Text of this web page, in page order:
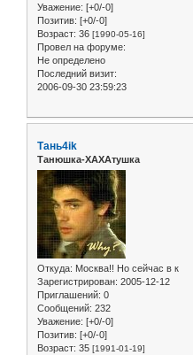
Уважение: [+0/-0]
Позитив: [+0/-0]
Возраст: 36 [1990-05-16]
Провел на форуме:
Не определено
Последний визит:
2006-09-30 23:59:23
Тань4ik
Танюшка-ХАХАтушка
Откуда: Москва!! Но сейчас в к
Зарегистрирован: 2005-12-12
Приглашений: 0
Сообщений: 232
Уважение: [+0/-0]
Позитив: [+0/-0]
Возраст: 35 [1991-01-19]